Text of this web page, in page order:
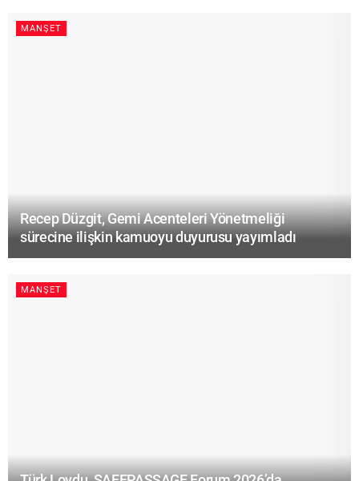
MANŞET
Recep Düzgit, Gemi Acenteleri Yönetmeliği
sürecine ilişkin kamuoyu duyurusu yayımladı
MANŞET